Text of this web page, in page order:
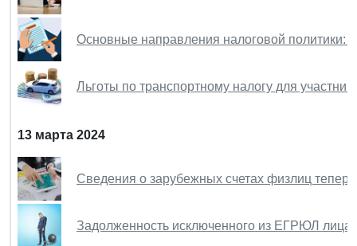
Основные направления налоговой политики:
Льготы по транспортному налогу для
13 марта 2024
Сведения о зарубежных счетах физлиц
Задолженность исключенного из ЕГРЮЛ лица